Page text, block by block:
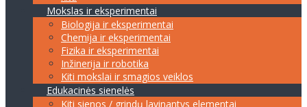
Mokslas ir eksperimentai
Biologija ir eksperimentai
Chemija ir eksperimentai
Fizika ir eksperimentai
Inžinerija ir robotika
Kiti mokslai ir smagios veiklos
Edukacinės sienelės
Kiti sienos / grindų lavinantys elementai